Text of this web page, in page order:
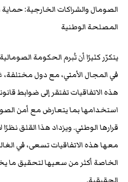
الصومال والشراكات الخارجية:
المصلحة الوطنية
يتكرّر كثيرًا أن تُبرم الحكومة
في المجال الأمني، مع دول
هذه الاتفاقيات تفتقر إلى ضوابط
استخدامها بما يتعارض مع أمن
قرارها الوطني. ويزداد هذا القلق
معها هذه الاتفاقيات تسعى، في
الخاصة أكثر من سعيها لتحقيق ما